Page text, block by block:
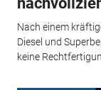
Nach einem
Diesel und
keine